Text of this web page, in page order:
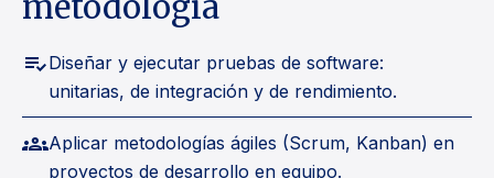
playlist_add_checkDiseñar y ejecutar pruebas de software:
unitarias, de integración y de rendimiento.
groupsAplicar metodologías ágiles (Scrum, Kanban) en
proyectos de desarrollo en equipo.